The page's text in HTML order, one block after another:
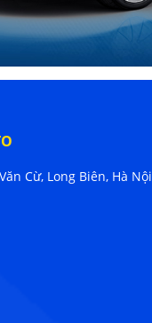
Cừ, Long Biên, Hà Nội